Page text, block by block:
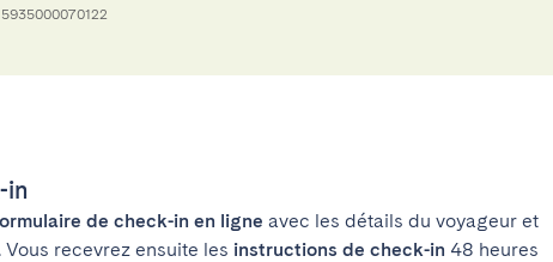
in
de check-in en ligne avec les détails du voyageur et
recevrez ensuite les instructions de check-in 48 heures